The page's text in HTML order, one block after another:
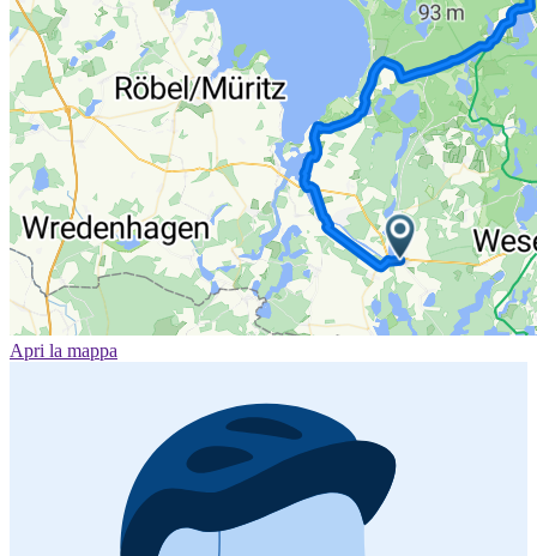
Apri la mappa